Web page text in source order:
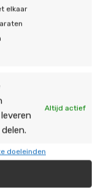
elkaar
Altijd actief
doeleinden
nodig
betere
het rendement
de
bestaande cv-
Dit is ideaal als
verduurzaming
van gas.